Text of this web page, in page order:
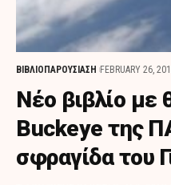
ΒΙΒΛΙΟΠΑΡΟΥΣΙΑΣΗ FEBRUARY 26,
Νέο βιβλίο με
Buckeye της
σφραγίδα του